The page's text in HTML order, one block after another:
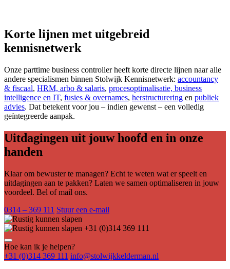
Korte lijnen met uitgebreid
kennisnetwerk
Onze parttime business controller heeft korte directe lijnen naar alle
andere specialismen binnen Stolwijk Kennisnetwerk: accountancy
& fiscaal, HRM, arbo & salaris, procesoptimalisatie, business
intelligence en IT, fusies & overnames, herstructurering en publiek
advies. Dat betekent voor jou – indien gewenst – een volledig
geïntegreerde aanpak.
Uitdagingen uit jouw hoofd en in onze
handen
Klaar om bewuster te managen? Echt te weten wat er speelt en
uitdagingen aan te pakken? Laten we samen optimaliseren in jouw
voordeel. Bel of mail ons.
0314 – 369 111 Stuur een e-mail
+31 (0)314 369 111
Hoe kan ik je helpen?
+31 (0)314 369 111 info@stolwijkkelderman.nl